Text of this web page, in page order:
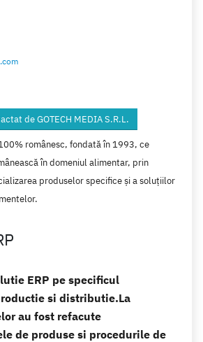
de GOTECH MEDIA S.R.L.
românesc, fondată în 1993, ce
în domeniul alimentar, prin
produselor specifice și a soluțiilor
ERP pe specificul
si distributie.La
au fost refacute
de produse si procedurile de